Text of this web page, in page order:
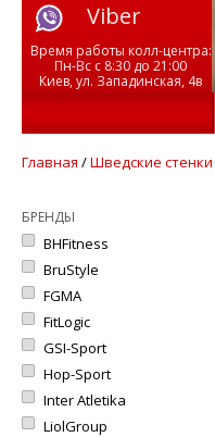
Viber
Время работы колл-центра:
Пн-Вс с 8:30 до 21:00
Киев, ул. Западинская, 4в
Главная /Шведские стенки
БРЕНДЫ
BHFitness
BruStyle
FGMA
FitLogic
GSI-Sport
Hop-Sport
Inter Atletika
LiolGroup